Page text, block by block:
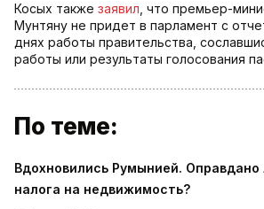
Косых также заявил , что премьер-
Мунтяну не придет в парламент с
днях работы правительства,
работы или результаты голосования
По теме:
Вдохновились Румынией.
налога на недвижимость?